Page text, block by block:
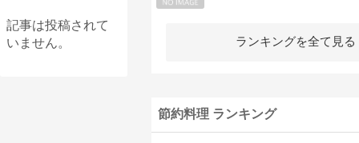
記事は投稿されて
いません。
ランキングを全て見る
節約料理 ランキング